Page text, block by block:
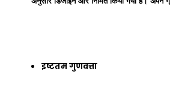
इष्टतम गुणवत्ता